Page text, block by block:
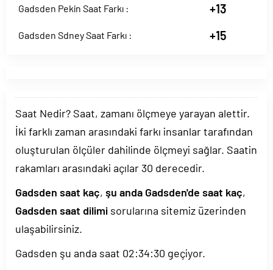
Gadsden Pekin Saat Farkı : +13
Gadsden Sdney Saat Farkı : +15
Saat Nedir? Saat, zamanı ölçmeye yarayan alettir.
İki farklı zaman arasındaki farkı insanlar tarafından
oluşturulan ölçüler dahilinde ölçmeyi sağlar. Saatin
rakamları arasındaki açılar 30 derecedir.
Gadsden saat kaç, şu anda Gadsden'de saat kaç,
Gadsden saat dilimi sorularına sitemiz üzerinden
ulaşabilirsiniz.
Gadsden şu anda saat 02:34:30 geçiyor.